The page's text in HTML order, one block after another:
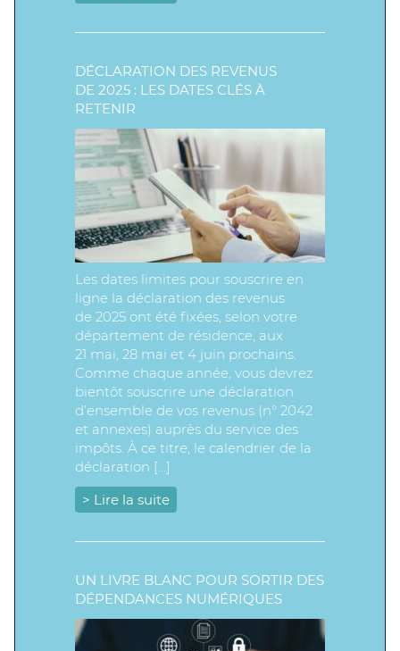
DÉCLARATION DES REVENUS
DE 2025 : LES DATES CLÉS À
RETENIR
Les dates limites pour souscrire en
ligne la déclaration des revenus
de 2025 ont été fixées, selon votre
département de résidence, aux
21 mai, 28 mai et 4 juin prochains.
Comme chaque année, vous devrez
bientôt souscrire une déclaration
d’ensemble de vos revenus (n° 2042
et annexes) auprès du service des
impôts. À ce titre, le calendrier de la
déclaration […]
> Lire la suite
UN LIVRE BLANC POUR SORTIR DES
DÉPENDANCES NUMÉRIQUES